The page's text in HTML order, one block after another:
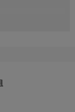
城谷歩さんがアイ